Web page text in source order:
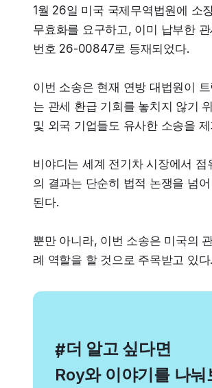
1월 26일 미국 국제무역법원에 소
무효화를 요구하고, 이미 납부한
번호 26-00847로 등재되었다.
이번 소송은 현재 연방 대법원이
는 관세 환급 기회를 놓치지 않기
및 외국 기업들도 유사한 소송을
비야디는 세계 전기차 시장에서
의 결과는 단순히 법적 논쟁을 넘
된다.
뿐만 아니라, 이번 소송은 미국의
례 역할을 할 것으로 주목받고 있다.
#
, 더 알고 싶다면
Roy와 이야기를 나눠